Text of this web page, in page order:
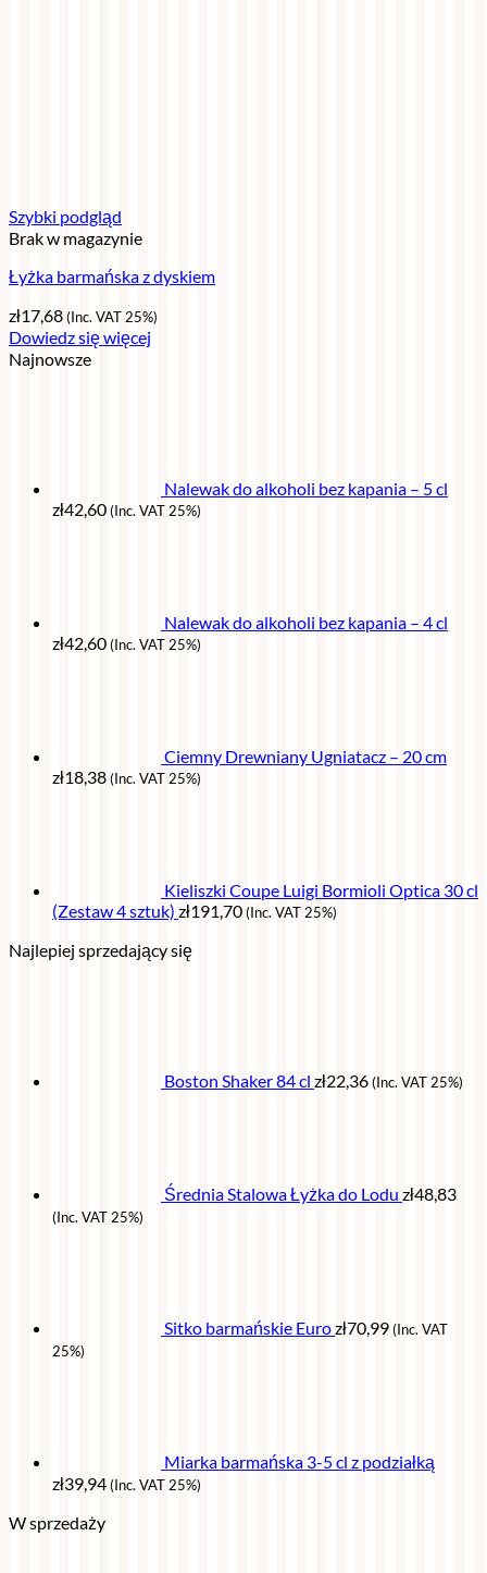
Szybki podgląd
Brak w magazynie
Łyżka barmańska z dyskiem
zł17,68(Inc. VAT 25%)
Dowiedz się więcej
Najnowsze
Nalewak do alkoholi bez kapania – 5 cl
zł42,60(Inc. VAT 25%)
Nalewak do alkoholi bez kapania – 4 cl
zł42,60(Inc. VAT 25%)
Ciemny Drewniany Ugniatacz – 20 cm
zł18,38(Inc. VAT 25%)
Kieliszki Coupe Luigi Bormioli Optica 30 cl
(Zestaw 4 sztuk) zł191,70(Inc. VAT 25%)
Najlepiej sprzedający się
Boston Shaker 84 cl zł22,36(Inc. VAT 25%)
Średnia Stalowa Łyżka do Lodu zł48,83
(Inc. VAT 25%)
Sitko barmańskie Eurozł70,99(Inc. VAT
25%)
Miarka barmańska 3-5 cl z podziałką
zł39,94(Inc. VAT 25%)
W sprzedaży